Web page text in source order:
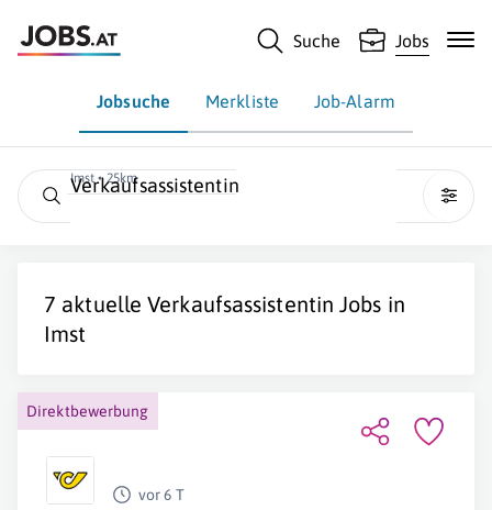
Suche Jobs
Jobsuche Merkliste Job-Alarm
Imst • 25km
Verkaufsassistentin
7 aktuelleVerkaufsassistentin Jobs in
Imst
Direktbewerbung
vor 6 T